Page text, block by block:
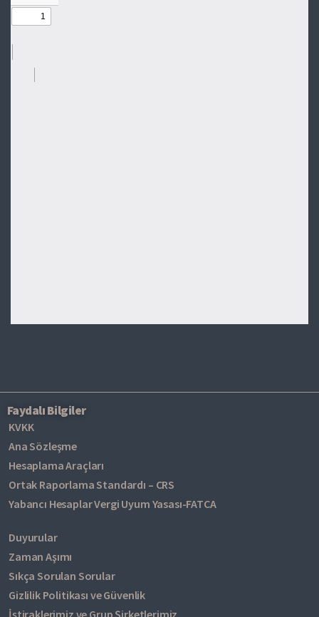
Faydalı Bilgiler
KVKK
Ana Sözleşme
Hesaplama Araçları
Ortak Raporlama Standardı – CRS
Yabancı Hesaplar Vergi Uyum Yasası-FATCA
Duyurular
Zaman Aşımı
Sıkça Sorulan Sorular
Gizlilik Politikası ve Güvenlik
İştiraklerimiz ve Grup Şirketlerimiz